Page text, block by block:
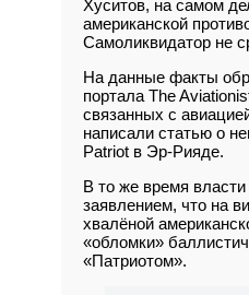
Хуситов, на самом
американской
Самоликвидатор не
На данные факты
портала The
связанных с
написали статью о
Patriot в Эр-Рияде.
В то же время
заявлением, что на
хвалёной
«обломки»
«Патриотом».